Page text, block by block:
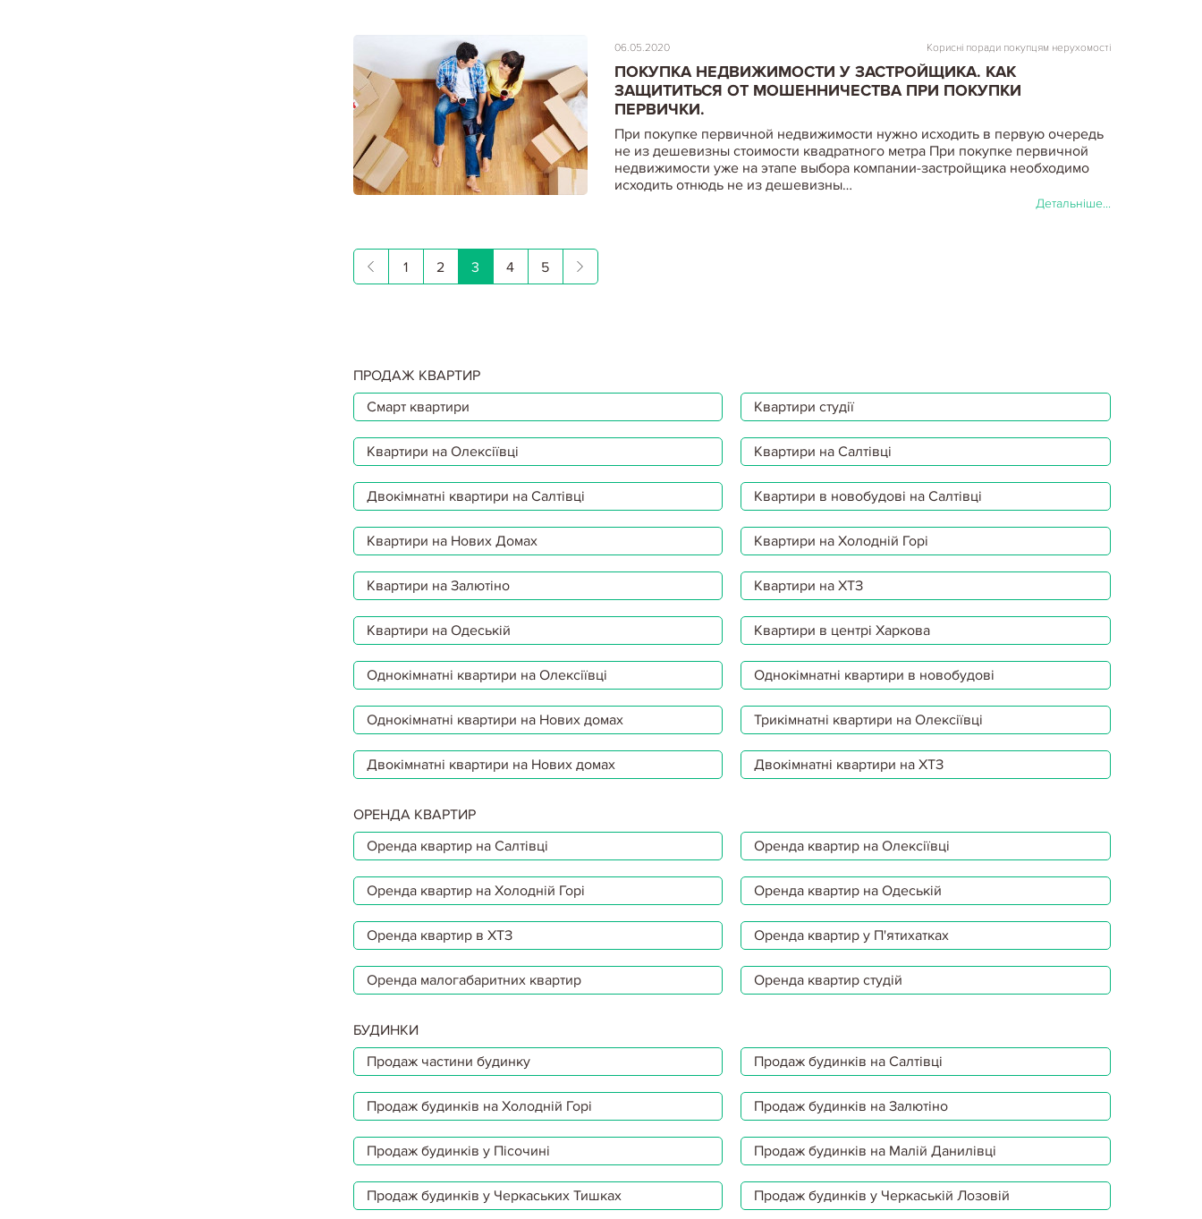
06.05.2020 Корисні поради покупцям нерухомості
ПОКУПКА НЕДВИЖИМОСТИ У ЗАСТРОЙЩИКА. КАК
ЗАЩИТИТЬСЯ ОТ МОШЕННИЧЕСТВА ПРИ ПОКУПКИ
ПЕРВИЧКИ.
При покупке первичной недвижимости нужно исходить в первую очередь
не из дешевизны стоимости квадратного метра При покупке первичной
недвижимости уже на этапе выбора компании-застройщика необходимо
исходить отнюдь не из дешевизны…
Детальніше...
1 2 3 4 5
ПРОДАЖ КВАРТИР
Смарт квартири
Квартири студії
Квартири на Олексіївці Квартири на Салтівці
Двокімнатні квартири на Салтівці Квартири в новобудові на Салтівці
Квартири на Нових Домах Квартири на Холодній Горі
Квартири на Залютіно Квартири на ХТЗ
Квартири на Одеській Квартири в центрі Харкова
Однокімнатні квартири на Олексіївці Однокімнатні квартири в новобудові
Однокімнатні квартири на Нових домах Трикімнатні квартири на Олексіївці
Двокімнатні квартири на Нових домах Двокімнатні квартири на ХТЗ
ОРЕНДА КВАРТИР
Оренда квартир на Салтівці
Оренда квартир на Олексіївці
Оренда квартир на Холодній Горі Оренда квартир на Одеській
Оренда квартир в ХТЗ Оренда квартир у П'ятихатках
Оренда малогабаритних квартир Оренда квартир студій
БУДИНКИ
Продаж частини будинку
Продаж будинків на Салтівці
Продаж будинків на Холодній Горі Продаж будинків на Залютіно
Продаж будинків у Пісочині Продаж будинків на Малій Данилівці
Продаж будинків у Черкаських Тишках Продаж будинків у Черкаській Лозовій